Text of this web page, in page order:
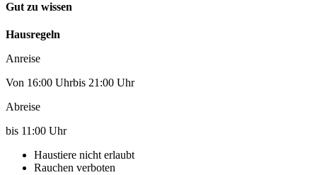
Gut zu wissen
Hausregeln
Anreise
Von 16:00 Uhrbis 21:00 Uhr
Abreise
bis 11:00 Uhr
Haustiere nicht erlaubt
Rauchen verboten